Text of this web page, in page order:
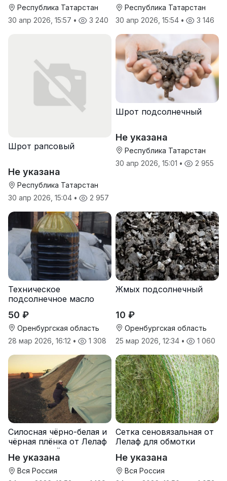
Республика Татарстан
30 апр 2026, 15:57 • 3 240
Республика Татарстан
30 апр 2026, 15:54 • 3 146
Шрот рапсовый
Не указана
Республика Татарстан
30 апр 2026, 15:04 • 2 957
Шрот подсолнечный
Не указана
Республика Татарстан
30 апр 2026, 15:01 • 2 955
Техническое
подсолнечное масло
50 ₽
Оренбургская область
28 мар 2026, 16:12 • 1 308
Жмых подсолнечный
10 ₽
Оренбургская область
25 мар 2026, 12:34 • 1 060
Силосная чёрно-белая и
чёрная плёнка от Лелаф
для траншей и ям
силоса/сенажа
Не указана
Вся Россия
Сетка сеновязальная от
Лелаф для обмотки
Не указана
Вся Россия